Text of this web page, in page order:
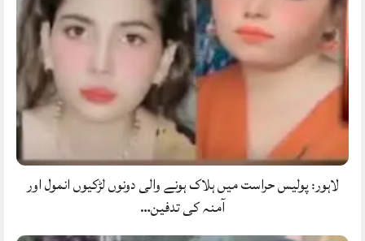
لاہور: پولیس حراست میں ہلاک ہونے والی دونوں لڑکیوں انمول اور
آمنہ کی تدفین…